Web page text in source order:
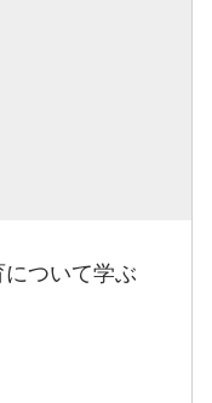
ついて学ぶ